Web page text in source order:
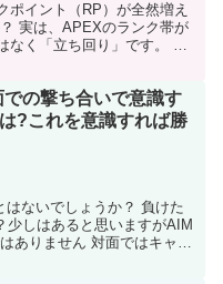
ポイント（RP）が全然増え
実は、APEXのランク帯が
なく「立ち回り」です。 こ
の撃ち合いで意識す
?これを意識すれば勝
ないでしょうか？ 負けた
しはあると思いますがAIM
ありません 対面ではキャラ